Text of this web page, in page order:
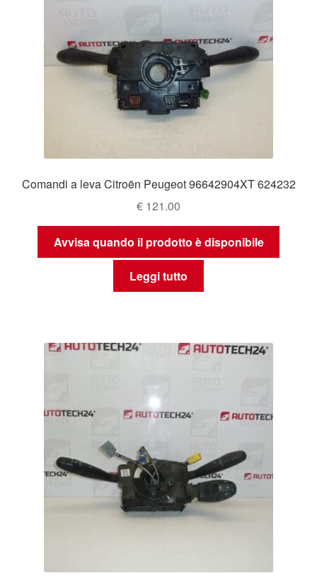
Comandi a leva Citroën Peugeot 96642904XT 624232
€ 121.00
Avvisa quando il prodotto è disponibile
Leggi tutto